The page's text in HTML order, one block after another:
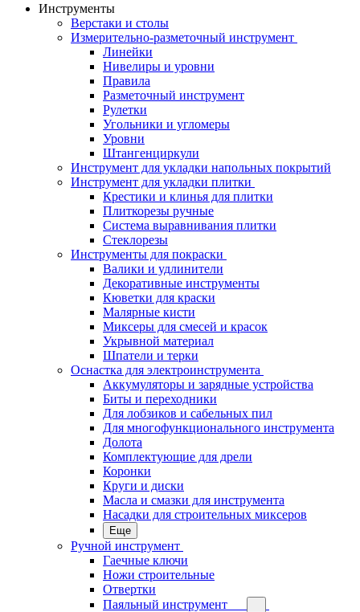
Инструменты
Верстаки и столы
Измерительно-разметочный инструмент
Линейки
Нивелиры и уровни
Правила
Разметочный инструмент
Рулетки
Угольники и угломеры
Уровни
Штангенциркули
Инструмент для укладки напольных покрытий
Инструмент для укладки плитки
Крестики и клинья для плитки
Плиткорезы ручные
Система выравнивания плитки
Стеклорезы
Инструменты для покраски
Валики и удлинители
Декоративные инструменты
Кюветки для краски
Малярные кисти
Миксеры для смесей и красок
Укрывной материал
Шпатели и терки
Оснастка для электроинструмента
Аккумуляторы и зарядные устройства
Биты и переходники
Для лобзиков и сабельных пил
Для многофункционального инструмента
Долота
Комплектующие для дрели
Коронки
Круги и диски
Масла и смазки для инструмента
Насадки для строительных миксеров
Еще
Ручной инструмент
Гаечные ключи
Ножи строительные
Отвертки
Паяльный инструмент